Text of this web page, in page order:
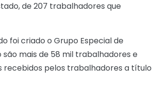
de 207 trabalhadores que
foi criado o Grupo Especial de
mais de 58 mil trabalhadores e
recebidos pelos trabalhadores a título